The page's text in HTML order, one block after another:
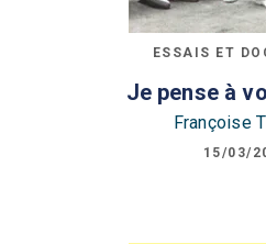
ESSAIS ET
Je pense à
Françoise
15/03/